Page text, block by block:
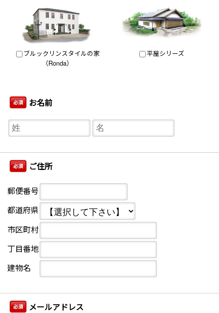
ブルックリンスタイルの家
（Ronda）
平屋シリーズ
必須 お名前
必須 ご住所
郵便番号
都道府県
市区町村
丁目番地
建物名
必須 メールアドレス